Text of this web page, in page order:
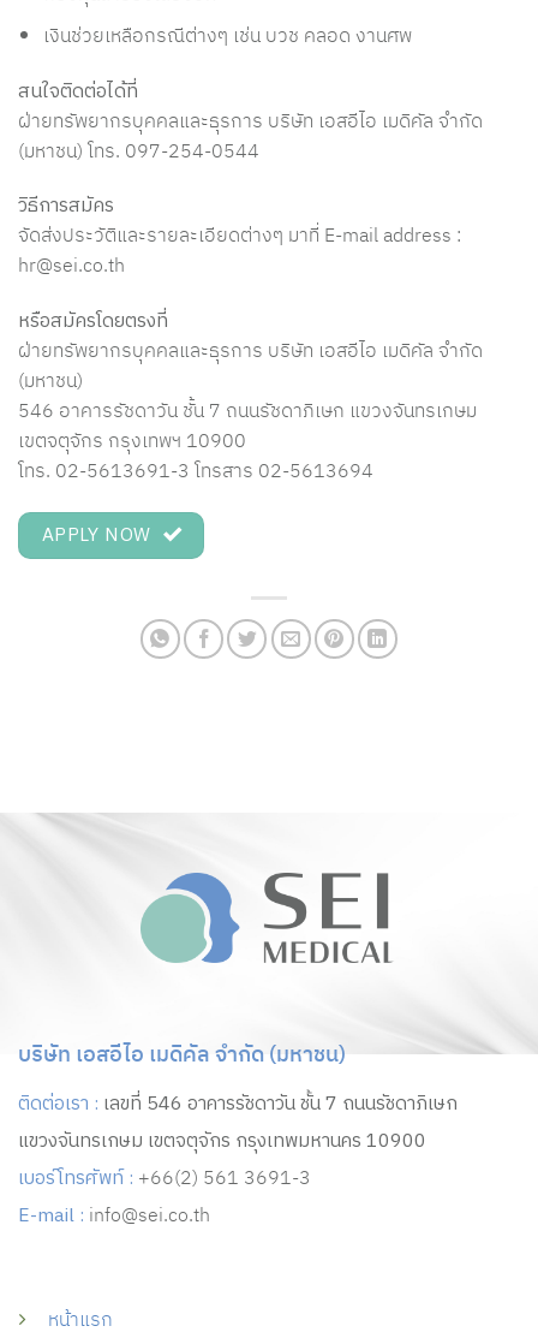
เงินช่วยเหลือกรณีต่างๆ เช่น บวช คลอด งานศพ
สนใจติดต่อได้ที่
ฝ่ายทรัพยากรบุคคลและธุรการ บริษัท เอสอีไอ เมดิคัล จำกัด
(มหาชน) โทร. 097-254-0544
วิธีการสมัคร
จัดส่งประวัติและรายละเอียดต่างๆ มาที่ E-mail address :
hr@sei.co.th
หรือสมัครโดยตรงที่
ฝ่ายทรัพยากรบุคคลและธุรการ บริษัท เอสอีไอ เมดิคัล จำกัด
(มหาชน)
546 อาคารรัชดาวัน ชั้น 7 ถนนรัชดาภิเษก แขวงจันทรเกษม
เขตจตุจักร กรุงเทพฯ 10900
โทร. 02-5613691-3 โทรสาร 02-5613694
APPLY NOW
บริษัท เอสอีไอ เมดิคัล จำกัด (มหาชน)
ติดต่อเรา : เลขที่ 546 อาคารรัชดาวัน ชั้น 7 ถนนรัชดาภิเษก
แขวงจันทรเกษม เขตจตุจักร กรุงเทพมหานคร 10900
เบอร์โทรศัพท์ : +66(2) 561 3691-3
E-mail : info@sei.co.th
หน้าแรก